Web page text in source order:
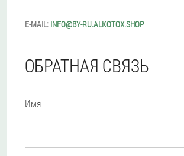
E-MAIL: INFO@BY-RU.ALKOTOX.SHOP
ОБРАТНАЯ СВЯЗЬ
Имя